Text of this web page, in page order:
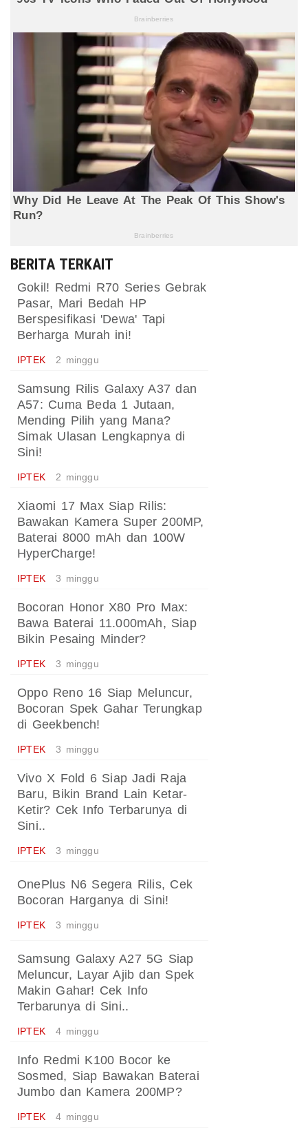
BERITA TERKAIT
Gokil! Redmi R70 Series Gebrak
Pasar, Mari Bedah HP
Berspesifikasi 'Dewa' Tapi
Berharga Murah ini!
IPTEK 2 minggu
Samsung Rilis Galaxy A37 dan
A57: Cuma Beda 1 Jutaan,
Mending Pilih yang Mana?
Simak Ulasan Lengkapnya di
Sini!
IPTEK 2 minggu
Xiaomi 17 Max Siap Rilis:
Bawakan Kamera Super 200MP,
Baterai 8000 mAh dan 100W
HyperCharge!
IPTEK 3 minggu
Bocoran Honor X80 Pro Max:
Bawa Baterai 11.000mAh, Siap
Bikin Pesaing Minder?
IPTEK 3 minggu
Oppo Reno 16 Siap Meluncur,
Bocoran Spek Gahar Terungkap
di Geekbench!
IPTEK 3 minggu
Vivo X Fold 6 Siap Jadi Raja
Baru, Bikin Brand Lain Ketar-
Ketir? Cek Info Terbarunya di
Sini..
IPTEK 3 minggu
OnePlus N6 Segera Rilis, Cek
Bocoran Harganya di Sini!
IPTEK 3 minggu
Samsung Galaxy A27 5G Siap
Meluncur, Layar Ajib dan Spek
Makin Gahar! Cek Info
Terbarunya di Sini..
IPTEK 4 minggu
Info Redmi K100 Bocor ke
Sosmed, Siap Bawakan Baterai
Jumbo dan Kamera 200MP?
IPTEK 4 minggu